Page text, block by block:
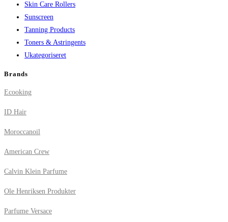
Skin Care Rollers
Sunscreen
Tanning Products
Toners & Astringents
Ukategoriseret
Brands
Ecooking
ID Hair
Moroccanoil
American Crew
Calvin Klein Parfume
Ole Henriksen Produkter
Parfume Versace